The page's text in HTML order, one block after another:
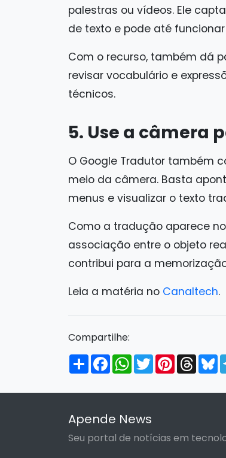
palestras ou vídeos. Ele
de texto e pode até
Com o recurso, também dá
revisar vocabulário e
técnicos.
5. Use a câmera
O Google Tradutor também
meio da câmera. Basta
menus e visualizar o texto
Como a tradução aparece
associação entre o objeto
contribui para a
Leia a matéria no Canaltech.
Compartilhe:
Compartilhar
FacebookWhatsApp
TwitterPinterest
Apende News
Seu portal de notícias em